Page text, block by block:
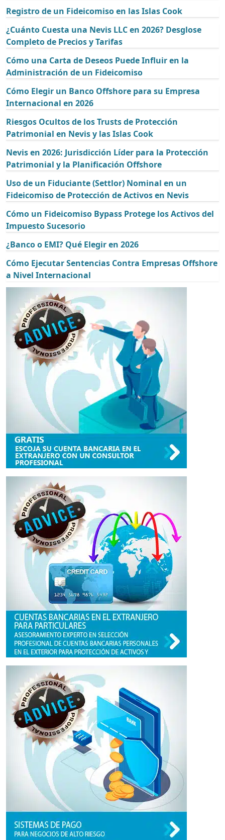
Registro de un Fideicomiso en las Islas Cook
¿Cuánto Cuesta una Nevis LLC en 2026? Desglose
Completo de Precios y Tarifas
Cómo una Carta de Deseos Puede Influir en la
Administración de un Fideicomiso
Cómo Elegir un Banco Offshore para su Empresa
Internacional en 2026
Riesgos Ocultos de los Trusts de Protección
Patrimonial en Nevis y las Islas Cook
Nevis en 2026: Jurisdicción Líder para la Protección
Patrimonial y la Planificación Offshore
Uso de un Fiduciante (Settlor) Nominal en un
Fideicomiso de Protección de Activos en Nevis
Cómo un Fideicomiso Bypass Protege los Activos del
Impuesto Sucesorio
¿Banco o EMI? Qué Elegir en 2026
Cómo Ejecutar Sentencias Contra Empresas Offshore
a Nivel Internacional